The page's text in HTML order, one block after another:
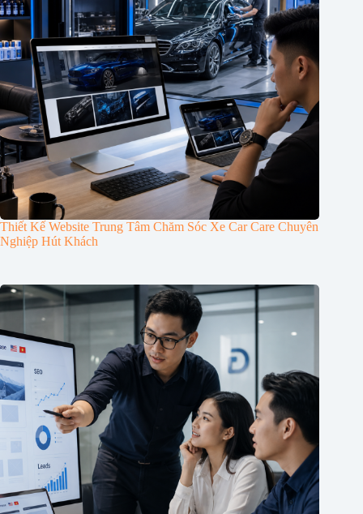
Thiết Kế Website Trung Tâm Chăm Sóc Xe Car Care Chuyên
Nghiệp Hút Khách